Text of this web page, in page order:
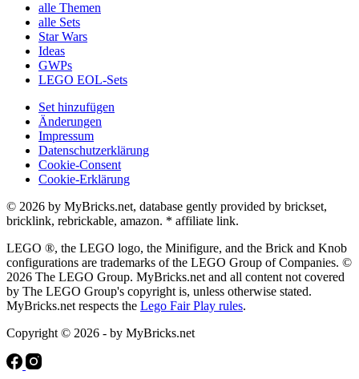
alle Themen
alle Sets
Star Wars
Ideas
GWPs
LEGO EOL-Sets
Set hinzufügen
Änderungen
Impressum
Datenschutzerklärung
Cookie-Consent
Cookie-Erklärung
© 2026 by MyBricks.net, database gently provided by brickset,
bricklink, rebrickable, amazon. * affiliate link.
LEGO ®, the LEGO logo, the Minifigure, and the Brick and Knob
configurations are trademarks of the LEGO Group of Companies. ©
2026 The LEGO Group. MyBricks.net and all content not covered
by The LEGO Group's copyright is, unless otherwise stated.
MyBricks.net respects the Lego Fair Play rules.
Copyright © 2026 - by MyBricks.net